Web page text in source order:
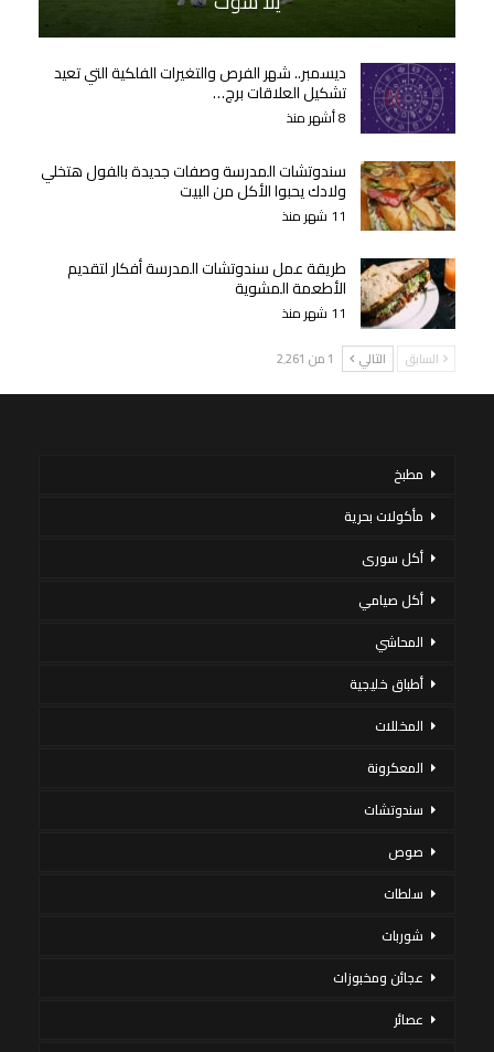
ديسمبر.. شهر الفرص والتغيرات الفلكية التي تعيد
تشكيل العلاقات برج…
8 أشهر منذ
سندوتشات المدرسة وصفات جديدة بالفول هتخلي
ولادك يحبوا الأكل من البيت
11 شهر منذ
طريقة عمل سندوتشات المدرسة أفكار لتقديم
الأطعمة المشوية
11 شهر منذ
السابق التالي 1 من 2٬261
مطبخ
مأكولات بحرية
أكل سورى
أكل صيامي
المحاشي
أطباق خليجية
المخللات
المعكرونة
سندوتشات
صوص
سلطات
شوربات
عجائن ومخبوزات
عصائر